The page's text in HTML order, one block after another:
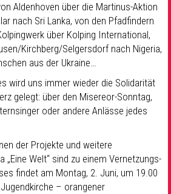
Aldenhoven über die Martinus-Aktion
nach Sri Lanka, von den Pfadfindern
über Kolping International,
Kirchberg/Selgersdorf nach Nigeria,
aus der Ukraine…
wird uns immer wieder die Solidarität
gelegt: über den Misereor-Sonntag,
oder andere Anlässe jedes
der Projekte und weitere
Welt“ sind zu einem Vernetzungs-
findet am Montag, 2. Juni, um 19.00
– orangener